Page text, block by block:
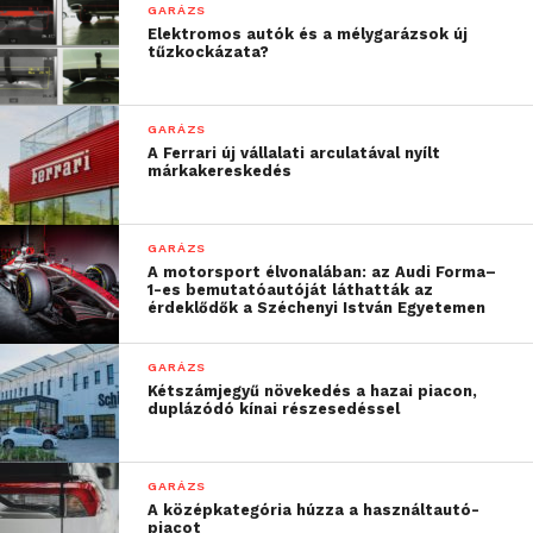
kínál, beleértve a flottakezelő rendszerekkel való
integráció lehetőségét is.
Több mint 390 kilométeres
hatótáv, 10-ről 80 százalékra
kevesebb mint 30 perc alatt
A 6 és 7 üléses PV5 Passenger több mint 390
GARÁZS
Elektromos autók és a mélygarázsok új
tűzkockázata?
GARÁZS
A Ferrari új vállalati arculatával nyílt
márkakereskedés
GARÁZS
A motorsport élvonalában: az Audi Forma–
1-es bemutatóautóját láthatták az
érdeklődők a Széchenyi István Egyetemen
GARÁZS
Kétszámjegyű növekedés a hazai piacon,
duplázódó kínai részesedéssel
GARÁZS
A középkategória húzza a használtautó-
piacot